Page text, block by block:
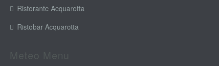
Ristorante Acquarotta
Ristobar Acquarotta